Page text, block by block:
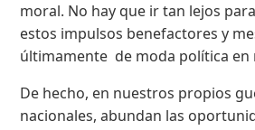
moral. No hay que ir tan lejos
estos impulsos benefactores y
últimamente de moda política en
De hecho, en nuestros propios
nacionales, abundan las